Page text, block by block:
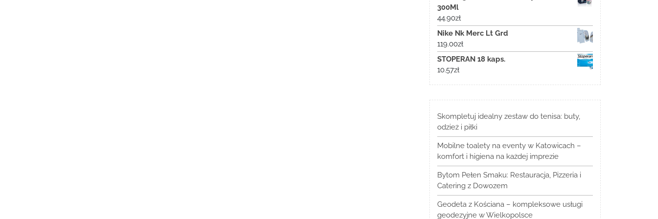
300Ml
44.90zł
Nike Nk Merc Lt Grd
119.00zł
STOPERAN 18 kaps.
10.57zł
Skompletuj idealny zestaw do tenisa: buty,
odzież i piłki
Mobilne toalety na eventy w Katowicach –
komfort i higiena na każdej imprezie
Bytom Pełen Smaku: Restauracja, Pizzeria i
Catering z Dowozem
Geodeta z Kościana – kompleksowe usługi
geodezyjne w Wielkopolsce